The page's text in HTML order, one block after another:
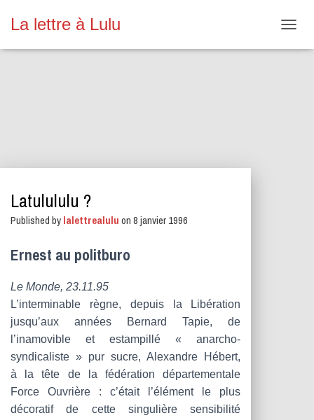
La lettre à Lulu
U
Latulululu ?
Published bylalettrealuluon8 janvier 1996
Ernest au politburo
Le Monde, 23.11.95
L’interminable règne, depuis la Libération
jusqu’aux années Bernard Tapie, de
l’inamovible et estampillé « anarcho-
syndicaliste » pur sucre, Alexandre Hébert,
à la tête de la fédération départementale
Force Ouvrière : c’était l’élément le plus
décoratif de cette singulière sensibilité